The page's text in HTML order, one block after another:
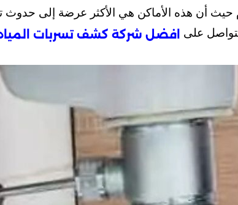
حيث أن هذه الأماكن هي الأكثر عرضة إلى حدوث
على افضل شركة كشف تسربات المياه